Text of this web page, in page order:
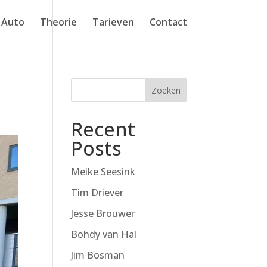
Auto Theorie Tarieven Contact
Zoeken
Recent
Posts
Meike Seesink
Tim Driever
Jesse Brouwer
Bohdy van Hal
Jim Bosman